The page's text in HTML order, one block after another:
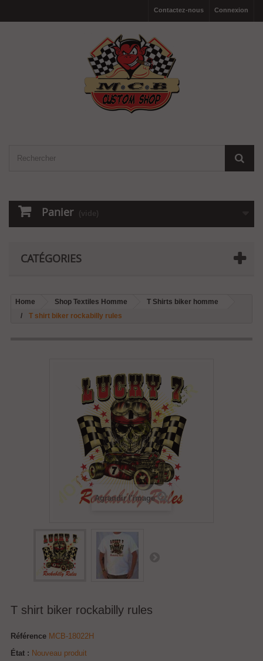
Connexion
Contactez-nous
Panier (vide)
CATÉGORIES
Home Shop Textiles Homme
T Shirts biker homme
T shirt biker rockabilly rules
Agrandir l'image
T shirt biker rockabilly rules
Référence MCB-18022H
État : Nouveau produit